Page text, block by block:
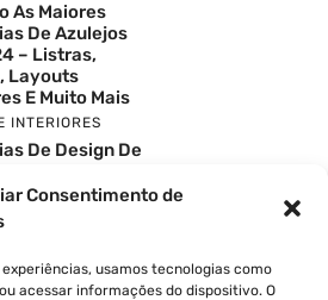
Consentimento de
usamos tecnologias como
acessar informações do dispositivo. O
As Maiores
De Azulejos
– Listras,
Layouts
E Muito Mais
INTERIORES
De Design De
INTERIORES
De Caminhar
Estilo